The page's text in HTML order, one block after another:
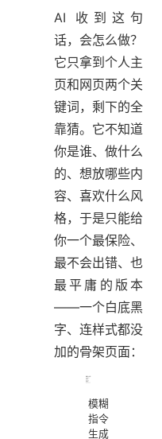
AI 收到这句
话，会怎么做？
它只拿到个人主
页和网页两个关
键词，剩下的全
靠猜。它不知道
你是谁、做什么
的、想放哪些内
容、喜欢什么风
格，于是只能给
你一个最保险、
最不会出错、也
最平庸的版本
——一个白底黑
字、连样式都没
加的骨架页面：
模糊
指令
生成